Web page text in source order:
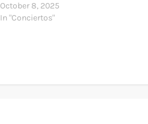
October 8, 2025
In "Conciertos"